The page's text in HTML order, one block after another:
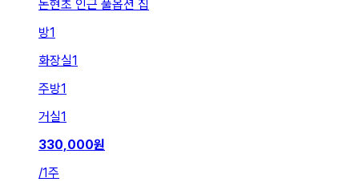
논현초 인근 풀옵션 집
방1
화장실1
주방1
거실1
330,000원
/1주